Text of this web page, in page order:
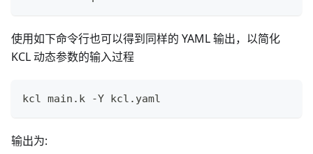
使用如下命令行也可以得到同样的 YAML 输出，以简化
KCL 动态参数的输入过程
kcl main.k -Y kcl.yaml
输出为: